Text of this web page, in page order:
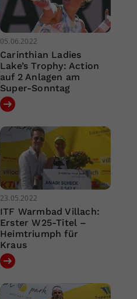
05.06.2022
Carinthian Ladies
Lake’s Trophy: Action
auf 2 Anlagen am
Super-Sonntag
23.05.2022
ITF Warmbad Villach:
Erster W25-Titel –
Heimtriumph für
Kraus